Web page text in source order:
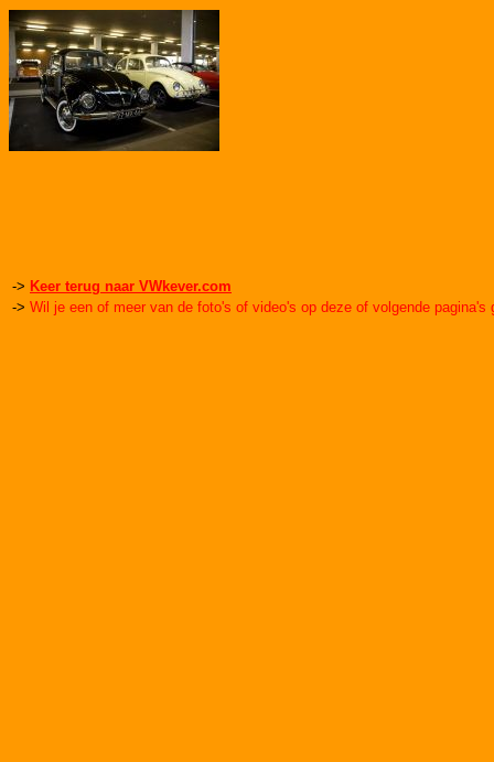
-> Keer terug naar VWkever.com
-> Wil je een of meer van de foto's of video's op deze of volgende